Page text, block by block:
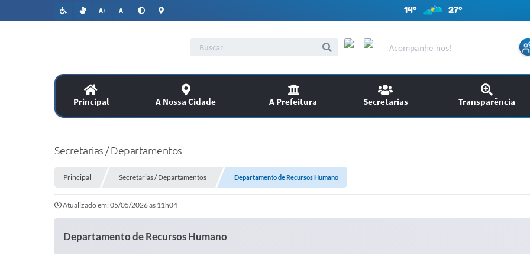
A+ A- 14º 27º
Acompanhe-nos!
Principal A Nossa Cidade A Prefeitura Secretarias Transparência
SERVIÇOS
Assitência Social
Legislação
Secretarias / Departamentos
Principal Secretarias / Departamentos Departamento de Recursos Humano
Atualizado em: 05/05/2026 às 11h04
Departamento de Recursos Humano